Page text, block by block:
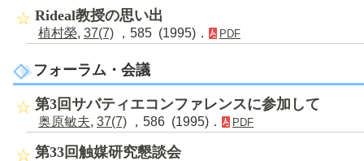
Rideal教授の思い出
植村榮, 37(7) ，585 (1995)． PDF
フォーラム・会議
第3回サバティエコンファレンスに参加して
奥原敏夫, 37(7) ，586 (1995)． PDF
第33回触媒研究懇談会